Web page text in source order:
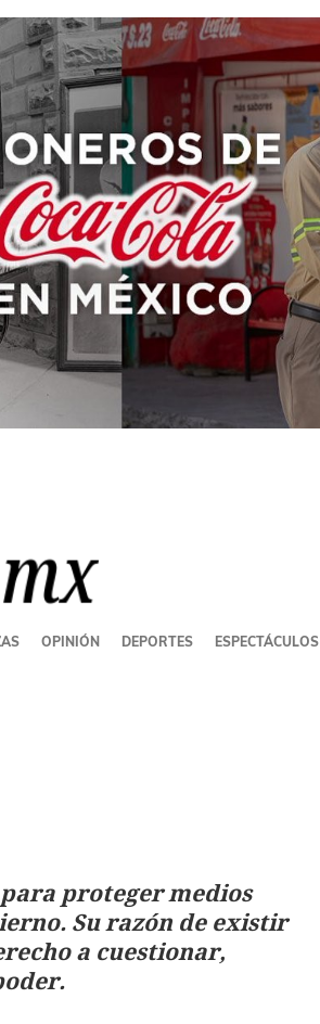
OPINIÓN DEPORTES ESPECTÁCULOS
proteger medios
Su razón de existir
a cuestionar,